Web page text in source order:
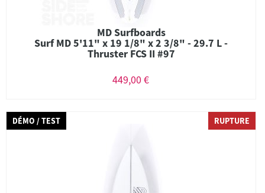
MD Surfboards
Surf MD 5'11" x 19 1/8" x 2 3/8" - 29.7 L -
Thruster FCS II #97
449,00 €
DÉMO / TEST RUPTURE